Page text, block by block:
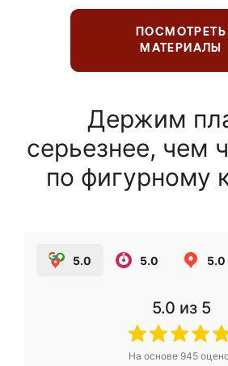
ПОСМОТРЕТЬ
МАТЕРИАЛЫ
Держим
серьезнее, чем
по фигурному
5.0 5.0 5.0
5.0 из 5
На основе 945